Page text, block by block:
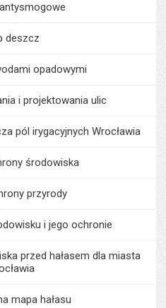
deszcz
opadowymi
i projektowania ulic
pól irygacyjnych Wrocławia
środowiska
przyrody
i jego ochronie
przed hałasem dla miasta
mapa hałasu